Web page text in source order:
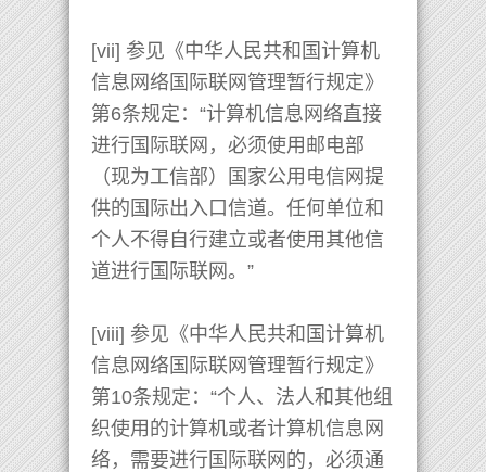
[vii] 参见《中华人民共和国计算机
信息网络国际联网管理暂行规定》
第6条规定：“计算机信息网络直接
进行国际联网，必须使用邮电部
（现为工信部）国家公用电信网提
供的国际出入口信道。任何单位和
个人不得自行建立或者使用其他信
道进行国际联网。”
[viii] 参见《中华人民共和国计算机
信息网络国际联网管理暂行规定》
第10条规定：“个人、法人和其他组
织使用的计算机或者计算机信息网
络，需要进行国际联网的，必须通